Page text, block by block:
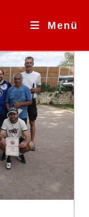
Menü